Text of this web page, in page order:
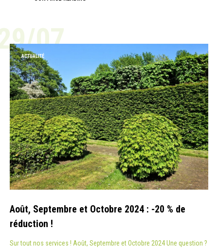
07
ACTUALITÉ
Août, Septembre et Octobre 2024 : -20 % de
réduction !
Sur tout nos services ! Août, Septembre et Octobre 2024 Une question ?